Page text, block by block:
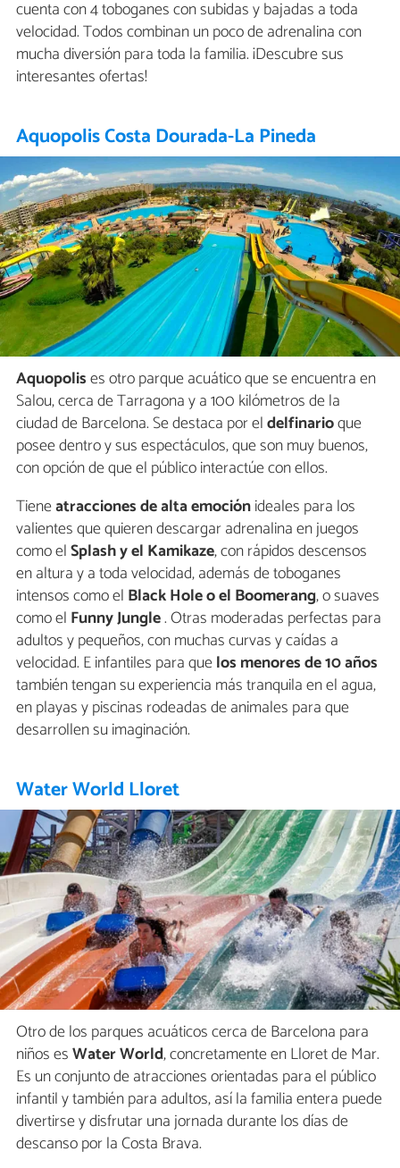
cuenta con 4 toboganes con subidas y bajadas a toda
velocidad. Todos combinan un poco de adrenalina con
mucha diversión para toda la familia. ¡Descubre sus
interesantes ofertas!
Aquopolis Costa Dourada-La Pineda
Aquopolises otro parque acuático que se encuentra en
Salou, cerca de Tarragona y a 100 kilómetros de la
ciudad de Barcelona. Se destaca por eldelfinarioque
posee dentro y sus espectáculos, que son muy buenos,
con opción de que el público interactúe con ellos.
Tieneatracciones de alta emociónideales para los
valientes que quieren descargar adrenalina en juegos
como elSplash y el Kamikaze, con rápidos descensos
en altura y a toda velocidad, además de toboganes
intensos como el Black Hole o el Boomerang, o suaves
como el Funny Jungle. Otras moderadas perfectas para
adultos y pequeños, con muchas curvas y caídas a
velocidad. E infantiles para quelos menores de 10 años
también tengan su experiencia más tranquila en el agua,
en playas y piscinas rodeadas de animales para que
desarrollen su imaginación.
Water World Lloret
Otro de los parques acuáticos cerca de Barcelona para
niños esWater World, concretamente en Lloret de Mar.
Es un conjunto de atracciones orientadas para el público
infantil y también para adultos, así la familia entera puede
divertirse y disfrutar una jornada durante los días de
descanso por la Costa Brava.